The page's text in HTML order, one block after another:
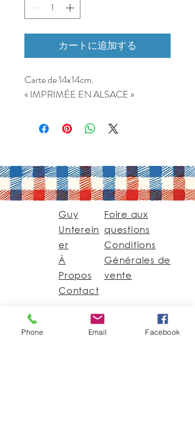
カートに追加する
Carte de 14x14cm.
« IMPRIMÉE EN ALSACE »
Guy
Unterein
er
À
Propos
Contact
Foire aux
questions
Conditions
Générales de
vente
Guy@GuyUntereiner.fr
Phone Email Facebook